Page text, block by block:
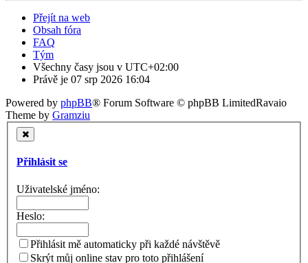
Přejít na web
Obsah fóra
FAQ
Tým
Všechny časy jsou v UTC+02:00
Právě je 07 srp 2026 16:04
Powered by phpBB® Forum Software © phpBB LimitedRavaio
Theme by Gramziu
Přihlásit se
Uživatelské jméno:
Heslo:
Přihlásit mě automaticky při každé návštěvě
Skrýt můj online stav pro toto přihlášení